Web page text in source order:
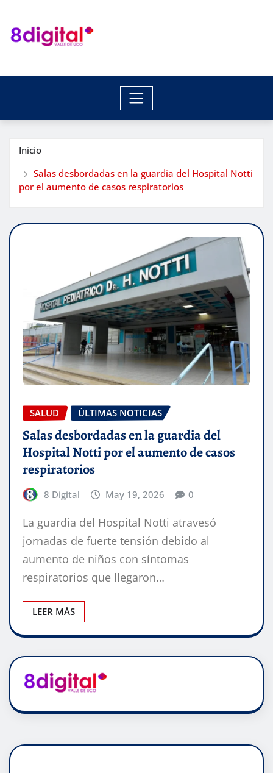
contenido
Inicio
Salas desbordadas en la guardia del Hospital Notti
por el aumento de casos respiratorios
SALUD ÚLTIMAS NOTICIAS
Salas desbordadas en la guardia del
Hospital Notti por el aumento de casos
respiratorios
8 Digital May 19, 2026 0
La guardia del Hospital Notti atravesó
jornadas de fuerte tensión debido al
aumento de niños con síntomas
respiratorios que llegaron…
LEER MÁS